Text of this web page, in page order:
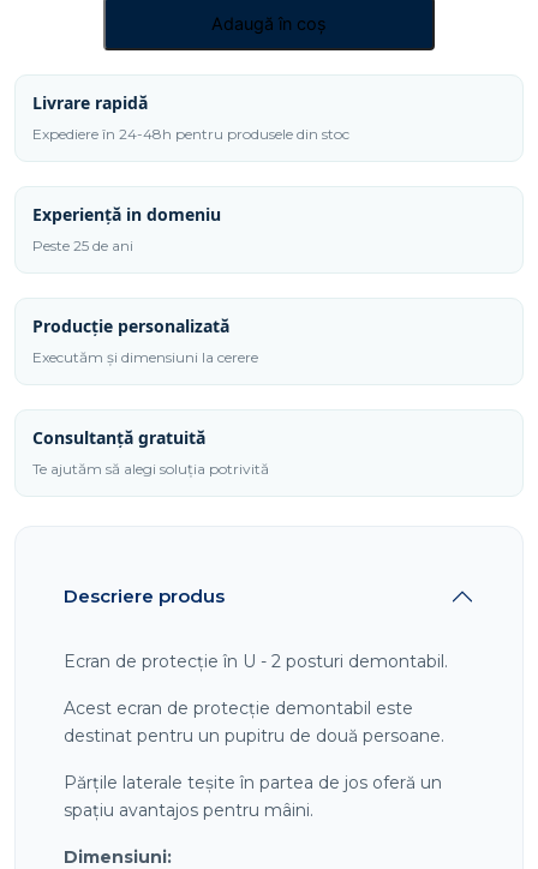
Ecran
protecție
U
2
posturi
demontabil
15.6
Adaugă în coș
Livrare rapidă
Expediere în 24-48h pentru produsele din stoc
Experiență in domeniu
Peste 25 de ani
Producție personalizată
Executăm și dimensiuni la cerere
Consultanță gratuită
Te ajutăm să alegi soluția potrivită
Descriere produs
Ecran de protecție în U - 2 posturi demontabil.
Acest ecran de protecție demontabil este
destinat pentru un pupitru de două persoane.
Părțile laterale teșite în partea de jos oferă un
spațiu avantajos pentru mâini.
Dimensiuni: